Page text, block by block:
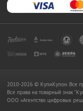
2010-2026 © КупиКупон. Все
Все права на товарный знак
OOO «Агентство цифровых